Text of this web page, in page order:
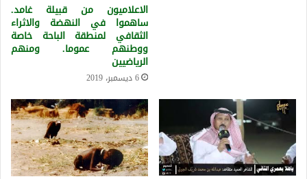
الاعلاميون من قبيلة غامد.
ساهموا في النهضة والاثراء
الثقافي لمنطقة الباحة خاصة
ووطنهم عموما. ومنهم
الرياضيين
6 ديسمبر، 2019